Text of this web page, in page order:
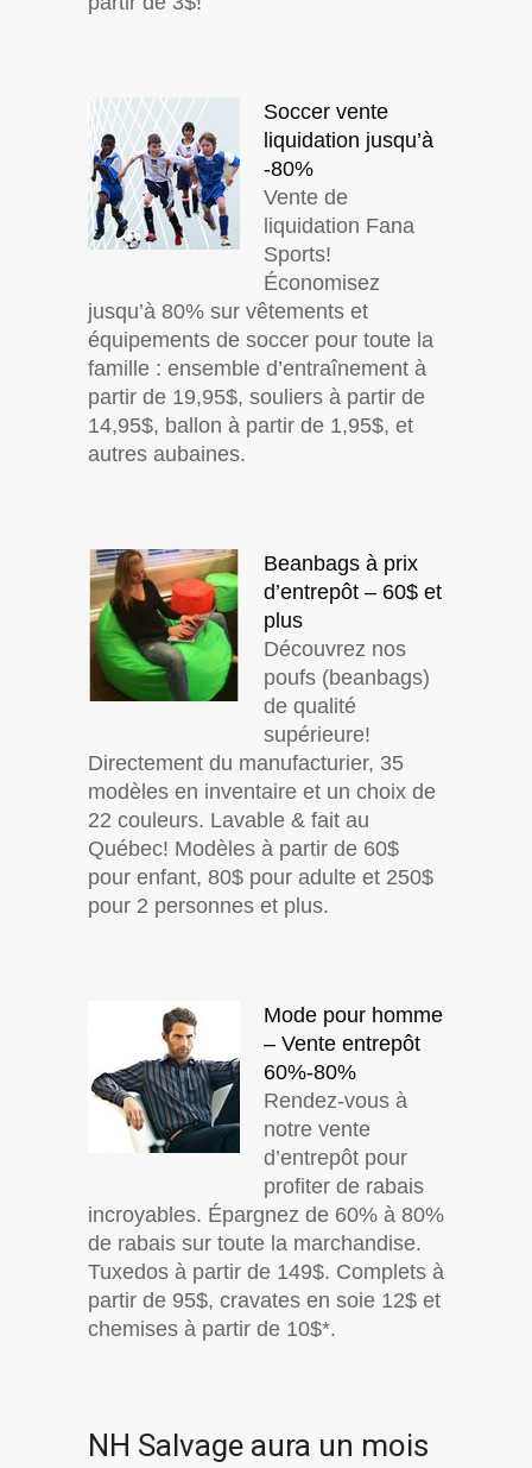
Soccer vente
liquidation jusqu’à
-80%
Vente de
liquidation Fana
Sports!
Économisez
jusqu’à 80% sur vêtements et
équipements de soccer pour toute la
famille : ensemble d’entraînement à
partir de 19,95$, souliers à partir de
14,95$, ballon à partir de 1,95$, et
autres aubaines.
Beanbags à prix
d’entrepôt – 60$ et
plus
Découvrez nos
poufs (beanbags)
de qualité
supérieure!
Directement du manufacturier, 35
modèles en inventaire et un choix de
22 couleurs. Lavable & fait au
Québec! Modèles à partir de 60$
pour enfant, 80$ pour adulte et 250$
pour 2 personnes et plus.
Mode pour homme
– Vente entrepôt
60%-80%
Rendez-vous à
notre vente
d’entrepôt pour
profiter de rabais
incroyables. Épargnez de 60% à 80%
de rabais sur toute la marchandise.
Tuxedos à partir de 149$. Complets à
partir de 95$, cravates en soie 12$ et
chemises à partir de 10$*.
NH Salvage aura un mois